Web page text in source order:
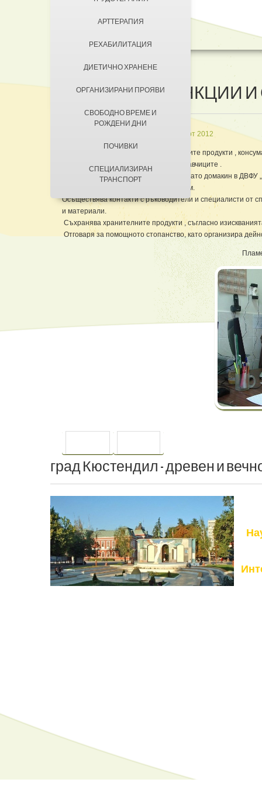
ЗА КЮСТЕНДИЛ
НАСТАНЯВАНЕ
УСЛОВИЯ ЗА ПРЕБИВАВАНЕ
ТАКСИ ЗА ПРЕБИВАВАНЕ
АРТТЕРАПИЯ
РЕХАБИЛИТАЦИЯ
ДИЕТИЧНО ХРАНЕНЕ
ОРГАНИЗИРАНИ ПРОЯВИ
СВОБОДНО ВРЕМЕ И
РОЖДЕНИ ДНИ
ПОЧИВКИ
СПЕЦИАЛИЗИРАН
ТРАНСПОРТ
КОНТАКТИ
ДОМАКИН - ФУНКЦИИ
Създадена на 27 март 2012
Отговаря за доставките на хранителните продукти ,
съгласно сключените договори с доставчиците .
Организира и планира дейността си, като домакин в
поръчки и организира закупуването им.
Осъществява контакти с ръководители и специалисти от
и материали.
Съхранява хранителните продукти , съгласно
Отговаря за помощното стопанство, като организира
градКюстендил-древени